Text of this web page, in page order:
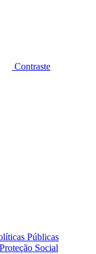
Contraste
Públicas
Social